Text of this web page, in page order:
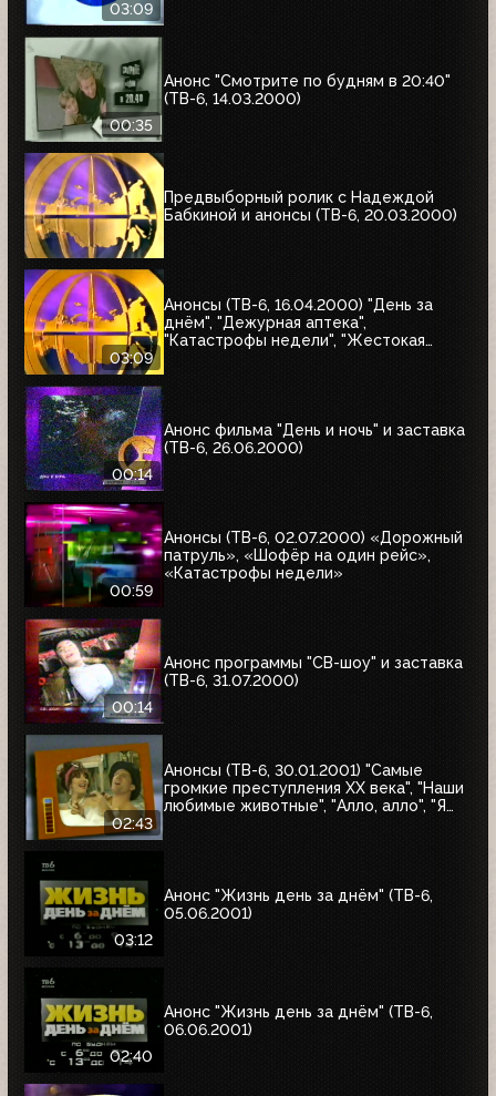
03:09
00:35
Анонс "Смотрите по будням в 20:40"
(ТВ-6, 14.03.2000)
Предвыборный ролик с Надеждой
Бабкиной и анонсы (ТВ-6, 20.03.2000)
03:09
Анонсы (ТВ-6, 16.04.2000) "День за
днём", "Дежурная аптека",
"Катастрофы недели", "Жестокая
00:14
Анонс фильма "День и ночь" и заставка
(ТВ-6, 26.06.2000)
00:59
Анонсы (ТВ-6, 02.07.2000) «Дорожный
патруль», «Шофёр на один рейс»,
«Катастрофы недели»
00:14
Анонс программы "СВ-шоу" и заставка
(ТВ-6, 31.07.2000)
02:43
Анонсы (ТВ-6, 30.01.2001) "Самые
громкие преступления XX века", "Наши
любимые животные", "Алло, алло", "Я
03:12
Анонс "Жизнь день за днём" (ТВ-6,
05.06.2001)
02:40
Анонс "Жизнь день за днём" (ТВ-6,
06.06.2001)